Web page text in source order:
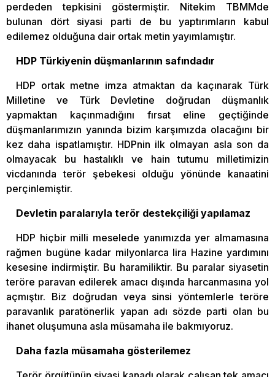
perdeden tepkisini göstermiştir. Nitekim TBMMde
bulunan dört siyasi parti de bu yaptırımların kabul
edilemez olduğuna dair ortak metin yayımlamıştır.
HDP Türkiyenin düşmanlarının safındadır
HDP ortak metne imza atmaktan da kaçınarak Türk
Milletine ve Türk Devletine doğrudan düşmanlık
yapmaktan kaçınmadığını fırsat eline geçtiğinde
düşmanlarımızın yanında bizim karşımızda olacağını bir
kez daha ispatlamıştır. HDPnin ilk olmayan asla son da
olmayacak bu hastalıklı ve hain tutumu milletimizin
vicdanında terör şebekesi olduğu yönünde kanaatini
perçinlemiştir.
Devletin paralarıyla terör destekçiliği yapılamaz
HDP hiçbir milli meselede yanımızda yer almamasına
rağmen bugüne kadar milyonlarca lira Hazine yardımını
kesesine indirmiştir. Bu haramiliktir. Bu paralar siyasetin
teröre paravan edilerek amacı dışında harcanmasına yol
açmıştır. Biz doğrudan veya sinsi yöntemlerle teröre
paravanlık paratönerlik yapan adı sözde parti olan bu
ihanet oluşumuna asla müsamaha ile bakmıyoruz.
Daha fazla müsamaha gösterilemez